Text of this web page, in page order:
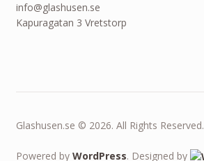
info@glashusen.se
Kapuragatan 3 Vretstorp
Glashusen.se © 2026. All Rights Reserved.
Powered by WordPress. Designed by